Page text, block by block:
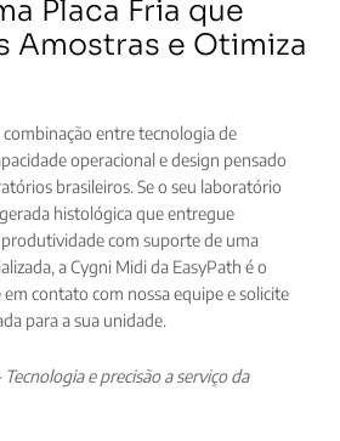
Placa Fria que
Amostras e Otimiza
entre tecnologia de
operacional e design pensado
brasileiros. Se o seu laboratório
histológica que entregue
com suporte de uma
a Cygni Midi da EasyPath é o
contato com nossa equipe e solicite
para a sua unidade.
e precisão a serviço da